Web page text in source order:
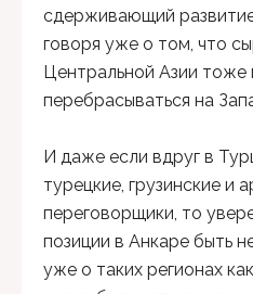
сдерживающий
говоря уже о том, что
Центральной Азии тоже
перебрасываться на
И даже если вдруг в
турецкие, грузинские и
переговорщики, то
позиции в Анкаре быть
уже о таких регионах